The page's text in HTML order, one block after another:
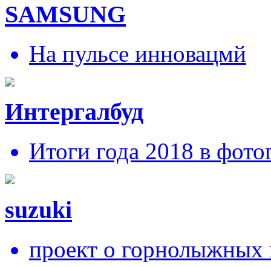
SAMSUNG
На пульсе инновацмй
Интергалбуд
Итоги года 2018 в
suzuki
проект о горнолыжных